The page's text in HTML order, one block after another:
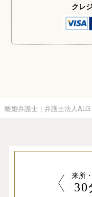
クレ
離婚弁護士｜弁護士法人ALG
来所
30